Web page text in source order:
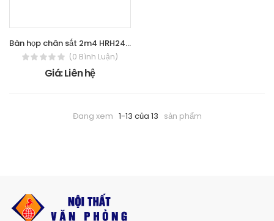
Bàn họp chân sắt 2m4 HRH2412C7
(0 Bình Luận)
Giá: Liên hệ
Đang xem 1-13 của 13 sản phẩm